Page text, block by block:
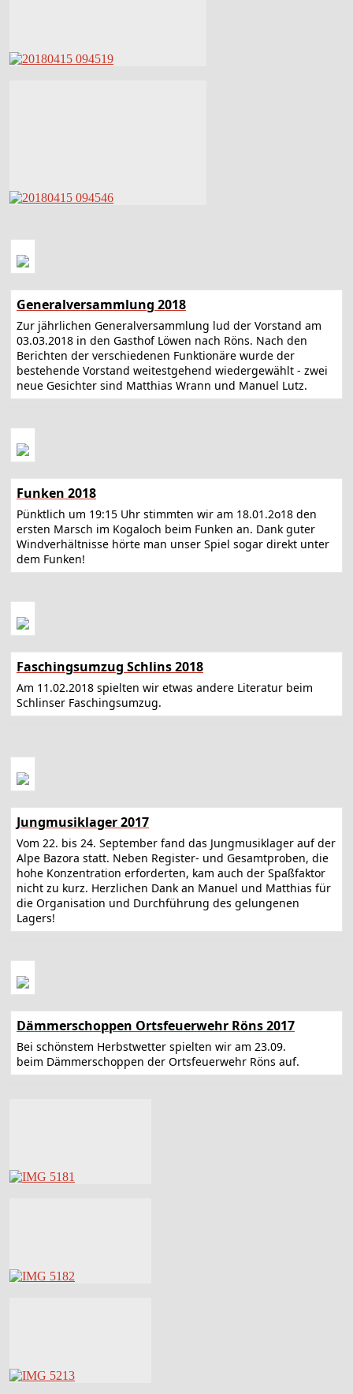
Generalversammlung 2018
Zur jährlichen Generalversammlung lud der Vorstand am
03.03.2018 in den Gasthof Löwen nach Röns. Nach den
Berichten der verschiedenen Funktionäre wurde der
bestehende Vorstand weitestgehend wiedergewählt - zwei
neue Gesichter sind Matthias Wrann und Manuel Lutz.
Funken 2018
Pünktlich um 19:15 Uhr stimmten wir am 18.01.2o18 den
ersten Marsch im Kogaloch beim Funken an. Dank guter
Windverhältnisse hörte man unser Spiel sogar direkt unter
dem Funken!
Faschingsumzug Schlins 2018
Am 11.02.2018 spielten wir etwas andere Literatur beim
Schlinser Faschingsumzug.
Jungmusiklager 2017
Vom 22. bis 24. September fand das Jungmusiklager auf der
Alpe Bazora statt. Neben Register- und Gesamtproben, die
hohe Konzentration erforderten, kam auch der Spaßfaktor
nicht zu kurz. Herzlichen Dank an Manuel und Matthias für
die Organisation und Durchführung des gelungenen
Lagers!
Dämmerschoppen Ortsfeuerwehr Röns 2017
Bei schönstem Herbstwetter spielten wir am 23.09.
beim Dämmerschoppen der Ortsfeuerwehr Röns auf.